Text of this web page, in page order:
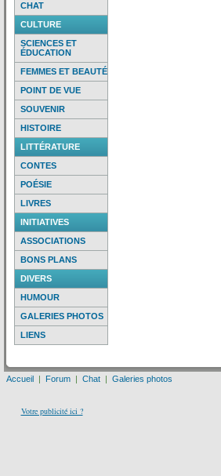
CHAT
CULTURE
SCIENCES ET
ÉDUCATION
FEMMES ET BEAUTÉ
POINT DE VUE
SOUVENIR
HISTOIRE
LITTÉRATURE
CONTES
POÉSIE
LIVRES
INITIATIVES
ASSOCIATIONS
BONS PLANS
DIVERS
HUMOUR
GALERIES PHOTOS
LIENS
Accueil | Forum | Chat | Galeries photos
Votre publicité ici ?